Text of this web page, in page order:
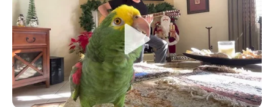
Memang, ia layak digemari karena suaranya yang merdu dan
penampilannya yang nyentrik.
TAGS JAMIE PENULIS LAGU PENYANYI PRESENTER SELEBRITI KOREA